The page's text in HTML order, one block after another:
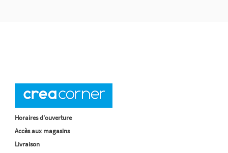
Horaires d'ouverture
Accès aux magasins
Livraison